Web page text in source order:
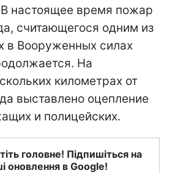
настоящее время пожар
считающегося одним из
в Вооруженных силах
На
километрах от
выставлено оцепление
и полицейских.
головне! Підпишіться на
оновлення в Google!